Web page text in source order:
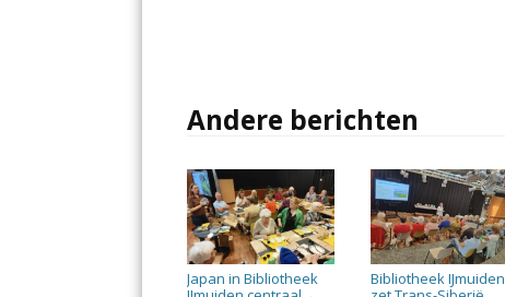
Andere berichten
Japan in Bibliotheek
Bibliotheek IJmuiden